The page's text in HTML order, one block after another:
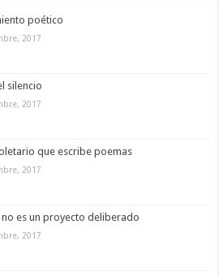
poético
2017
silencio
2017
que escribe poemas
2017
no es un proyecto deliberado
2017